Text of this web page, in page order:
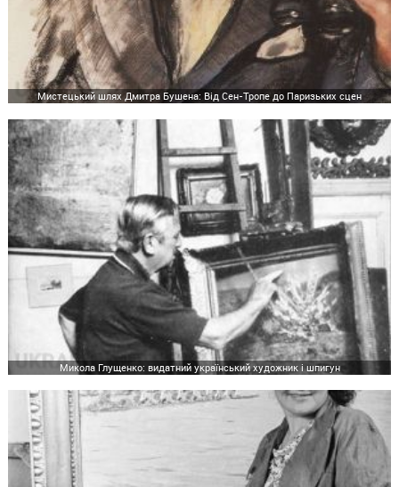
Мистецький шлях Дмитра Бушена: Від Сен-Тропе до Паризьких сцен
Микола Глущенко: видатний український художник і шпигун